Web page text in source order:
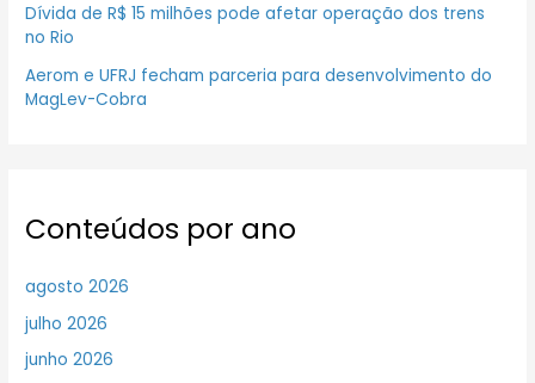
Dívida de R$ 15 milhões pode afetar operação dos trens
no Rio
Aerom e UFRJ fecham parceria para desenvolvimento do
MagLev-Cobra
Conteúdos por ano
agosto 2026
julho 2026
junho 2026